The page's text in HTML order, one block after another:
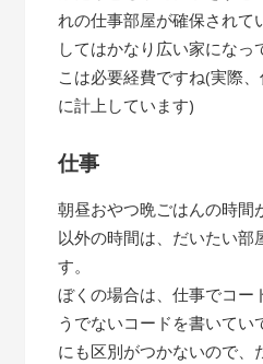
れの仕事部屋が確保されて
してはかなり広い家になっ
こは必要経費ですね(実際
に計上しています)
仕事
朝昼おやつ晩ごはんの時間
以外の時間は、だいたい部
す。
ぼくの場合は、仕事でコー
うでないコードを書いてい
にも区別がつかないので、